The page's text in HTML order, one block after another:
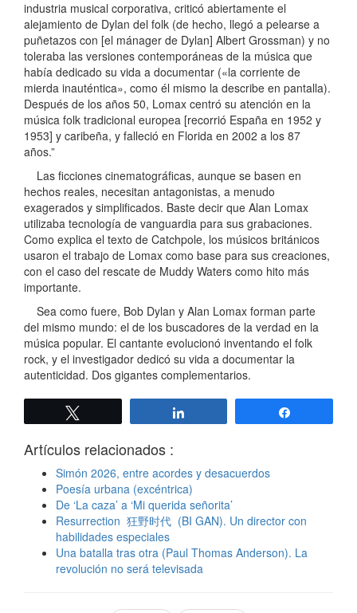
industria musical corporativa, criticó abiertamente el
alejamiento de Dylan del folk (de hecho, llegó a pelearse a
puñetazos con [el mánager de Dylan] Albert Grossman) y no
toleraba las versiones contemporáneas de la música que
había dedicado su vida a documentar («la corriente de
mierda inauténtica», como él mismo la describe en pantalla).
Después de los años 50, Lomax centró su atención en la
música folk tradicional europea [recorrió España en 1952 y
1953] y caribeña, y falleció en Florida en 2002 a los 87
años.”
Las ficciones cinematográficas, aunque se basen en
hechos reales, necesitan antagonistas, a menudo
exagerados y simplificados. Baste decir que Alan Lomax
utilizaba tecnología de vanguardia para sus grabaciones.
Como explica el texto de Catchpole, los músicos británicos
usaron el trabajo de Lomax como base para sus creaciones,
con el caso del rescate de Muddy Waters como hito más
importante.
Sea como fuere, Bob Dylan y Alan Lomax forman parte
del mismo mundo: el de los buscadores de la verdad en la
música popular. El cantante evolucionó inventando el folk
rock, y el investigador dedicó su vida a documentar la
autenticidad. Dos gigantes complementarios.
Artículos relacionados :
Simón 2026, entre acordes y desacuerdos
Poesía urbana (excéntrica)
De ‘La caza’ a ‘Mi querida señorita’
Resurrection 狂野时代 (BI GAN). Un director con
habilidades especiales
Una batalla tras otra (Paul Thomas Anderson). La
revolución no será televisada